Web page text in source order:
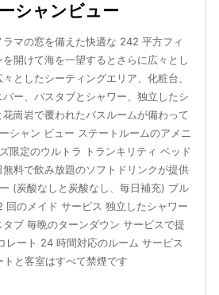
シャンビュー
マの窓を備えた快適な 242 平方フィ
開けて海を一望するとさらに広々とし
としたシーティングエリア、化粧台、
ー、バスタブとシャワー、独立したシ
崗岩で覆われたバスルームが備わって
シャン ビュー ステートルームのアメニ
限定のウルトラ トランキリティ ベッド
料で飲み放題のソフトドリンクが提供
(炭酸なしと炭酸なし、毎日補充) ブル
回のメイド サービス 独立したシャワー
ブ 毎晩のターンダウン サービスで提
レート 24 時間対応のルーム サービス
と客室はすべて禁煙です